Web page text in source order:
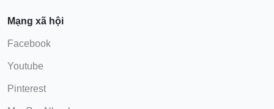
Mạng xã hội
Facebook
Youtube
Pinterest